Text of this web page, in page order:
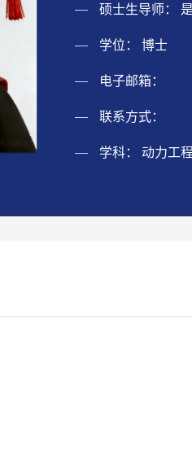
硕士生导师： 是
学位： 博士
电子邮箱：
联系方式：
学科： 动力工